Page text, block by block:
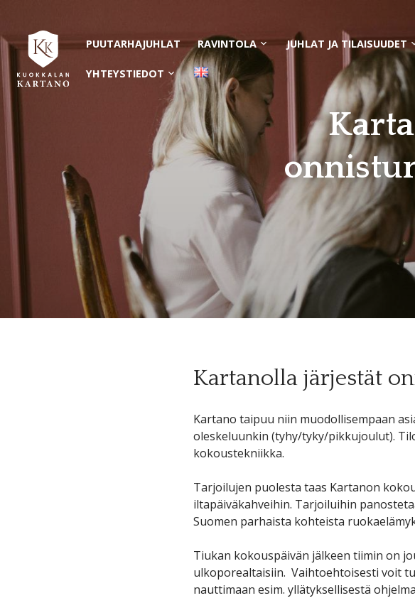
PUUTARHAJUHLAT RAVINTOLA
Avaa
alavalikko
JUHLAT JA TILAISUUDET
YHTEYSTIEDOT
Avaa
alavalikko
Kartanolla järjestät
Kartano taipuu niin muodollisempaan
oleskeluunkin (tyhy/tyky/pikkujoulut).
kokoustekniikka.
Tarjoilujen puolesta taas Kartanon
iltapäiväkahveihin. Tarjoiluihin
Suomen parhaista kohteista
Tiukan kokouspäivän jälkeen tiimin on
ulkoporealtaisiin. Vaihtoehtoisesti voit
nauttimaan esim. yllätyksellisestä